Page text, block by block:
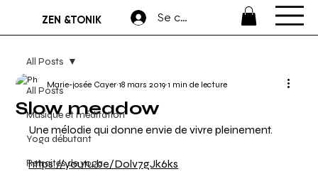
ZEN &TONIK Se connecter
All Posts
Musique et méditation
Yoga débutant
Retraites de yoga
All Posts
Slow meadow
Marie-josée Cayer 18 mars 2019 1 min de lecture
Une mélodie qui donne envie de vivre pleinement.
https://youtu.be/Dolv7gJk6ks